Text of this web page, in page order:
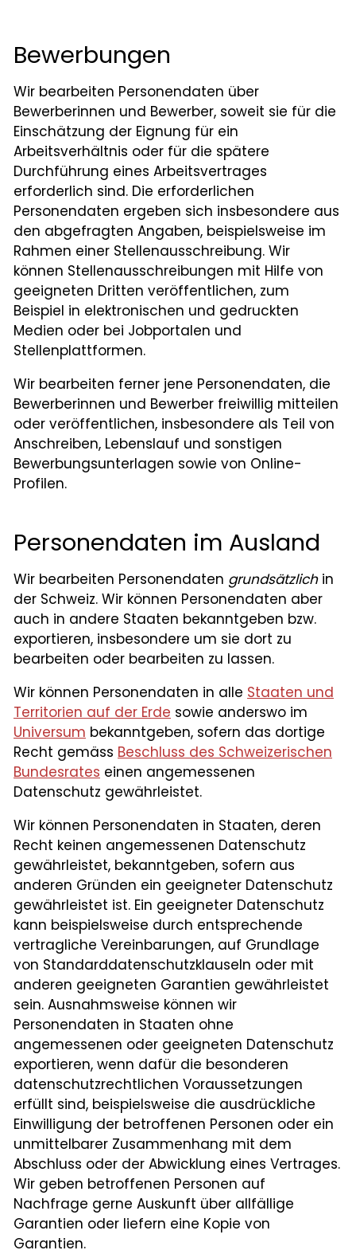
Bewerbungen
Wir bearbeiten Personendaten über
Bewerberinnen und Bewerber, soweit sie für die
Einschätzung der Eignung für ein
Arbeitsverhältnis oder für die spätere
Durchführung eines Arbeitsvertrages
erforderlich sind. Die erforderlichen
Personendaten ergeben sich insbesondere aus
den abgefragten Angaben, beispielsweise im
Rahmen einer Stellenausschreibung. Wir
können Stellenausschreibungen mit Hilfe von
geeigneten Dritten veröffentlichen, zum
Beispiel in elektronischen und gedruckten
Medien oder bei Jobportalen und
Stellenplattformen.
Wir bearbeiten ferner jene Personendaten, die
Bewerberinnen und Bewerber freiwillig mitteilen
oder veröffentlichen, insbesondere als Teil von
Anschreiben, Lebenslauf und sonstigen
Bewerbungsunterlagen sowie von Online-
Profilen.
Personendaten im Ausland
Wir bearbeiten Personendaten grundsätzlichin
der Schweiz. Wir können Personendaten aber
auch in andere Staaten bekanntgeben bzw.
exportieren, insbesondere um sie dort zu
bearbeiten oder bearbeiten zu lassen.
Wir können Personendaten in alle Staaten und
Territorien auf der Erde sowie anderswo im
Universum bekanntgeben, sofern das dortige
Recht gemäss Beschluss des Schweizerischen
Bundesrates einen angemessenen
Datenschutz gewährleistet.
Wir können Personendaten in Staaten, deren
Recht keinen angemessenen Datenschutz
gewährleistet, bekanntgeben, sofern aus
anderen Gründen ein geeigneter Datenschutz
gewährleistet ist. Ein geeigneter Datenschutz
kann beispielsweise durch entsprechende
vertragliche Vereinbarungen, auf Grundlage
von Standard­datenschutzklauseln oder mit
anderen geeigneten Garantien gewährleistet
sein. Ausnahmsweise können wir
Personendaten in Staaten ohne
angemessenen oder geeigneten Datenschutz
exportieren, wenn dafür die besonderen
datenschutz­rechtlichen Voraussetzungen
erfüllt sind, beispielsweise die ausdrückliche
Einwilligung der betroffenen Personen oder ein
unmittelbarer Zusammenhang mit dem
Abschluss oder der Abwicklung eines Vertrages.
Wir geben betroffenen Personen auf
Nachfrage gerne Auskunft über allfällige
Garantien oder liefern eine Kopie von
Garantien.